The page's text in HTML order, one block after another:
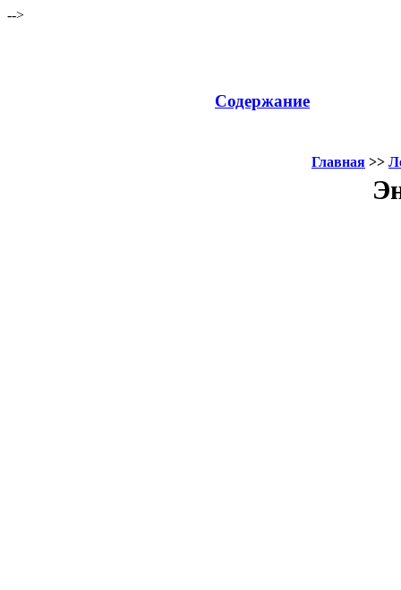
-->
Содержание
Главная >>